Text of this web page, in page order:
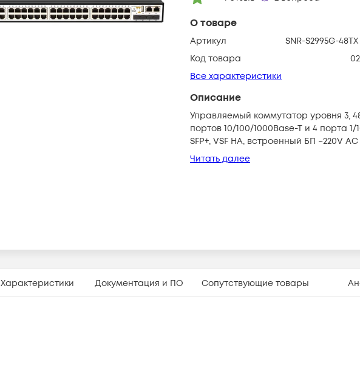
О товаре
Артикул
SNR-S2995G-48TX
Код товара
Все характеристики
Описание
Управляемый коммутатор уровня 3,
портов 10/100/1000Base-T и 4 порта 1/
SFP+, VSF HA, встроенный БП ~220V AC
Читать далее
Характеристики Документация и ПО Сопутствующие товары